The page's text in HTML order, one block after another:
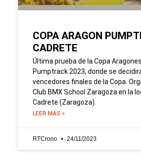
COPA ARAGON
CADRETE
Última prueba de la Copa
Pumptrack 2023, donde se
vencedores finales de la Copa.
Club BMX School Zaragoza en la
Cadrete (Zaragoza).
LEER MÁS »
RTCrono 24/11/2023